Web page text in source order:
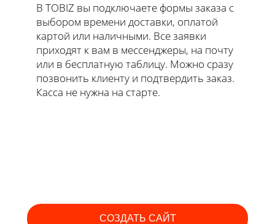
В TOBIZ вы подключаете формы заказа с
выбором времени доставки, оплатой
картой или наличными. Все заявки
приходят к вам в мессенджеры, на почту
или в бесплатную таблицу. Можно сразу
позвонить клиенту и подтвердить заказ.
Касса не нужна на старте.
СОЗДАТЬ САЙТ